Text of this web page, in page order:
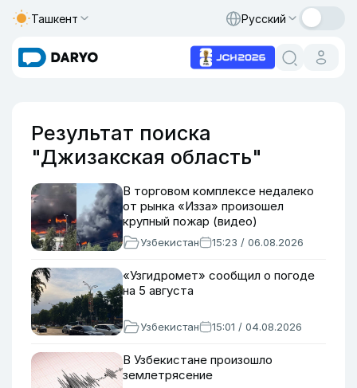
Ташкент Русский
Результат поиска
"Джизакская область"
В торговом комплексе недалеко
от рынка «Изза» произошел
крупный пожар (видео)
Узбекистан 15:23 / 06.08.2026
«Узгидромет» сообщил о погоде
на 5 августа
Узбекистан 15:01 / 04.08.2026
В Узбекистане произошло
землетрясение